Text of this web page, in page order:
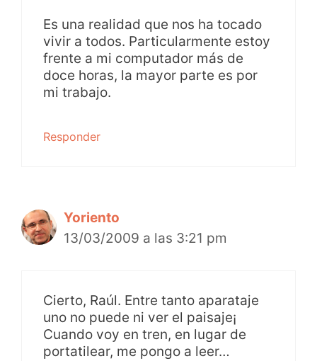
Es una realidad que nos ha tocado
vivir a todos. Particularmente estoy
frente a mi computador más de
doce horas, la mayor parte es por
mi trabajo.
Responder
Yoriento
13/03/2009 a las 3:21 pm
Cierto, Raúl. Entre tanto aparataje
uno no puede ni ver el paisaje¡
Cuando voy en tren, en lugar de
portatilear, me pongo a leer…